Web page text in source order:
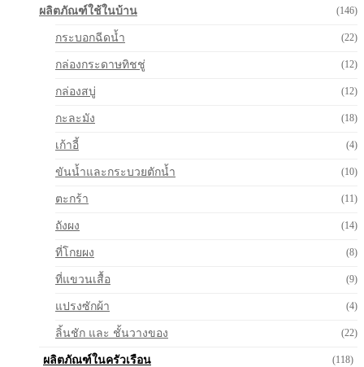
ผลิตภัณฑ์ใช้ในบ้าน (146)
กระบอกฉีดน้ำ (22)
กล่องกระดาษทิชชู่ (12)
กล่องสบู่ (12)
กะละมัง (18)
เก้าอี้ (4)
ขันน้ำและกระบวยตักน้ำ (10)
ตะกร้า (11)
ถังผง (14)
ที่โกยผง (8)
ที่แขวนเสื้อ (9)
แปรงซักผ้า (4)
ลิ้นชัก และ ชั้นวางของ (22)
ผลิตภัณฑ์ในครัวเรือน (118)